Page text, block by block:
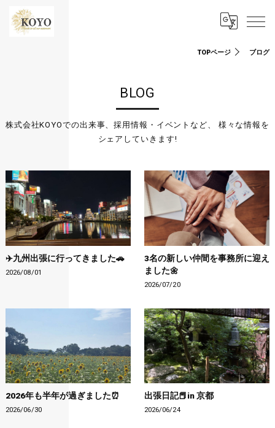
TOPページ ブログ
BLOG
株式会社KOYOでの出来事、採用情報・イベントなど、 様々な情報を
シェアしていきます!
✈️九州出張に行ってきました🚗
2026/08/01
3名の新しい仲間を事務所に迎え
ました🌼
2026/07/20
2026年も半年が過ぎました⏰
2026/06/30
出張日記📕in 京都
2026/06/24